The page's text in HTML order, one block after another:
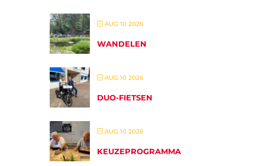
AUG 10 2026
WANDELEN
AUG 10 2026
DUO-FIETSEN
AUG 10 2026
KEUZEPROGRAMMA